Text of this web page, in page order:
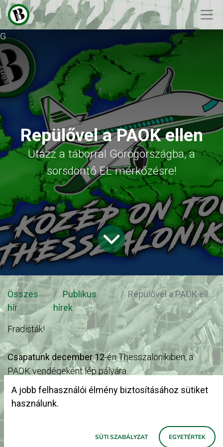
G
Repülővel a PAOK ellen
Utazz a táborral Görögországba, a
sorsdöntő EL mérkőzésre!
Összes
hír
Publikus
hírek
Repülővel a PAOK ellen
Fradisták!
Csapatunk december 12-én Thesszalonikiben, a
PAOK vendégeként lép pályára.
A B-Közép közös repülőgépes utazást szervez a
tábornak.
B-Közép tagoknak 86.000 Ft
A jobb felhasználói élmény biztosításához sütiket
használunk.
SÜTI SZABÁLYZAT EGYETÉRTEK